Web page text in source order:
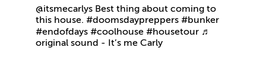
@itsmecarlys Best thing about coming to
this house. #doomsdaypreppers #bunker
#endofdays #coolhouse #housetour ♬
original sound - It’s me Carly